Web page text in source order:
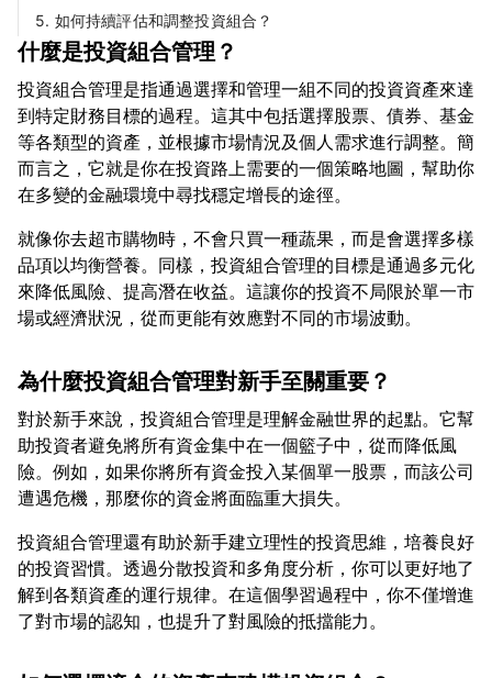
5. 如何持續評估和調整投資組合？
什麼是投資組合管理？
投資組合管理是指通過選擇和管理一組不同的投資資產來達
到特定財務目標的過程。這其中包括選擇股票、債券、基金
等各類型的資產，並根據市場情況及個人需求進行調整。簡
而言之，它就是你在投資路上需要的一個策略地圖，幫助你
就像你去超市購物時，不會只買一種蔬果，而是會選擇多樣
品項以均衡營養。同樣，投資組合管理的目標是通過多元化
來降低風險、提高潛在收益。這讓你的投資不局限於單一市
為什麼投資組合管理對新手至關重要？
對於新手來說，投資組合管理是理解金融世界的起點。它幫
助投資者避免將所有資金集中在一個籃子中，從而降低風
險。例如，如果你將所有資金投入某個單一股票，而該公司
投資組合管理還有助於新手建立理性的投資思維，培養良好
的投資習慣。透過分散投資和多角度分析，你可以更好地了
解到各類資產的運行規律。在這個學習過程中，你不僅增進